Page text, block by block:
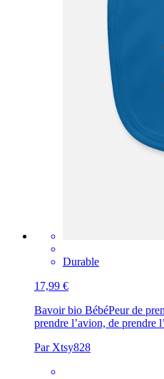
Durable
17,99 €
Bavoir bio BébéPeur de
prendre l’avion, de prendre
Par Xtsy828